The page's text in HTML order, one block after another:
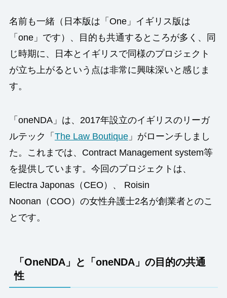
名前も一緒（日本版は「One」イギリス版は
「one」です）、目的も共通するところが多く、同
じ時期に、日本とイギリスで同様のプロジェクト
が立ち上がるという点は非常に興味深いと感じま
す。
「oneNDA」は、2017年設立のイギリスのリーガ
ルテック「 The Law Boutique」がローンチしまし
た。これまでは、Contract Management system等
を提供しています。今回のプロジェクトは、
Electra Japonas（CEO）、 Roisin
Noonan（COO）の女性弁護士2名が創業者とのこ
とです。
「OneNDA」と「oneNDA」の目的の共通
性